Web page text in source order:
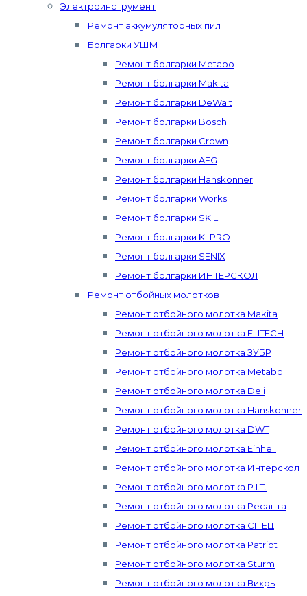
Электроинструмент
Ремонт аккумуляторных пил
Болгарки УШМ
Ремонт болгарки Metabo
Ремонт болгарки Makita
Ремонт болгарки DeWalt
Ремонт болгарки Bosch
Ремонт болгарки Crown
Ремонт болгарки AEG
Ремонт болгарки Hanskonner
Ремонт болгарки Works
Ремонт болгарки SKIL
Ремонт болгарки KLPRO
Ремонт болгарки SENIX
Ремонт болгарки ИНТЕРСКОЛ
Ремонт отбойных молотков
Ремонт отбойного молотка Makita
Ремонт отбойного молотка ELITECH
Ремонт отбойного молотка ЗУБР
Ремонт отбойного молотка Metabo
Ремонт отбойного молотка Deli
Ремонт отбойного молотка Hanskonner
Ремонт отбойного молотка DWT
Ремонт отбойного молотка Einhell
Ремонт отбойного молотка Интерскол
Ремонт отбойного молотка P.I.T.
Ремонт отбойного молотка Ресанта
Ремонт отбойного молотка СПЕЦ
Ремонт отбойного молотка Patriot
Ремонт отбойного молотка Sturm
Ремонт отбойного молотка Вихрь